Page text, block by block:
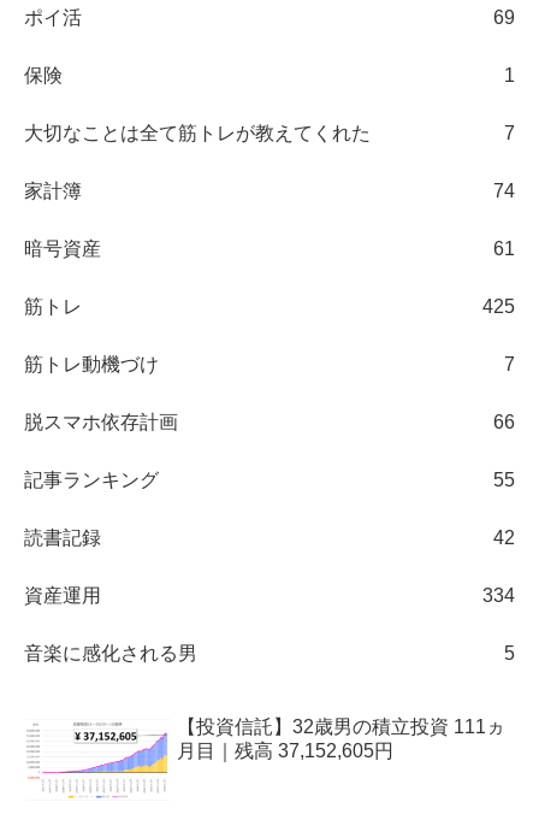
ポイ活 69
保険 1
大切なことは全て筋トレが教えてくれた 7
家計簿 74
暗号資産 61
筋トレ 425
筋トレ動機づけ 7
脱スマホ依存計画 66
記事ランキング 55
読書記録 42
資産運用 334
音楽に感化される男 5
【投資信託】32歳男の積立投資 111ヵ
月目｜残高 37,152,605円